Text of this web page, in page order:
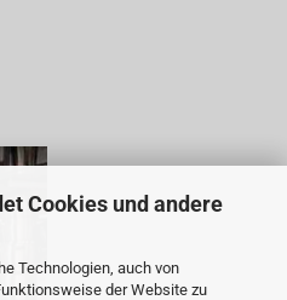
Cookies und andere
Technologien, auch von
der Website zu